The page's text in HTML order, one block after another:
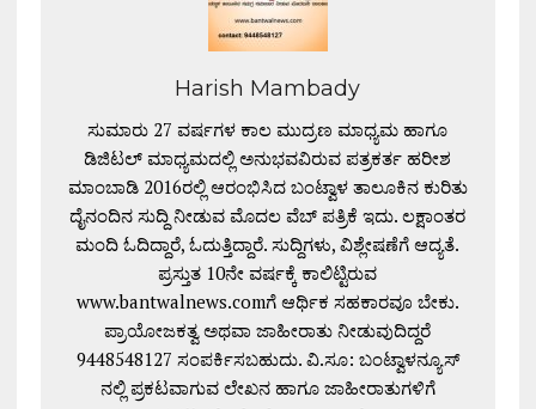
Harish Mambady
ಸುಮಾರು 27 ವರ್ಷಗಳ ಕಾಲ ಮುದ್ರಣ ಮಾಧ್ಯಮ ಹಾಗೂ
ಡಿಜಿಟಲ್ ಮಾಧ್ಯಮದಲ್ಲಿ ಅನುಭವವಿರುವ ಪತ್ರಕರ್ತ ಹರೀಶ
ಮಾಂಬಾಡಿ 2016ರಲ್ಲಿ ಆರಂಭಿಸಿದ ಬಂಟ್ವಾಳ ತಾಲೂಕಿನ ಕುರಿತು
ದೈನಂದಿನ ಸುದ್ದಿ ನೀಡುವ ಮೊದಲ ವೆಬ್ ಪತ್ರಿಕೆ ಇದು. ಲಕ್ಷಾಂತರ
ಮಂದಿ ಓದಿದ್ದಾರೆ, ಓದುತ್ತಿದ್ದಾರೆ. ಸುದ್ದಿಗಳು, ವಿಶ್ಲೇಷಣೆಗೆ ಆದ್ಯತೆ.
ಪ್ರಸ್ತುತ 10ನೇ ವರ್ಷಕ್ಕೆ ಕಾಲಿಟ್ಟಿರುವ
www.bantwalnews.comಗೆ ಆರ್ಥಿಕ ಸಹಕಾರವೂ ಬೇಕು.
ಪ್ರಾಯೋಜಕತ್ವ ಅಥವಾ ಜಾಹೀರಾತು ನೀಡುವುದಿದ್ದರೆ
9448548127 ಸಂಪರ್ಕಿಸಬಹುದು. ವಿ.ಸೂ: ಬಂಟ್ವಾಳನ್ಯೂಸ್
ನಲ್ಲಿ ಪ್ರಕಟವಾಗುವ ಲೇಖನ ಹಾಗೂ ಜಾಹೀರಾತುಗಳಿಗೆ